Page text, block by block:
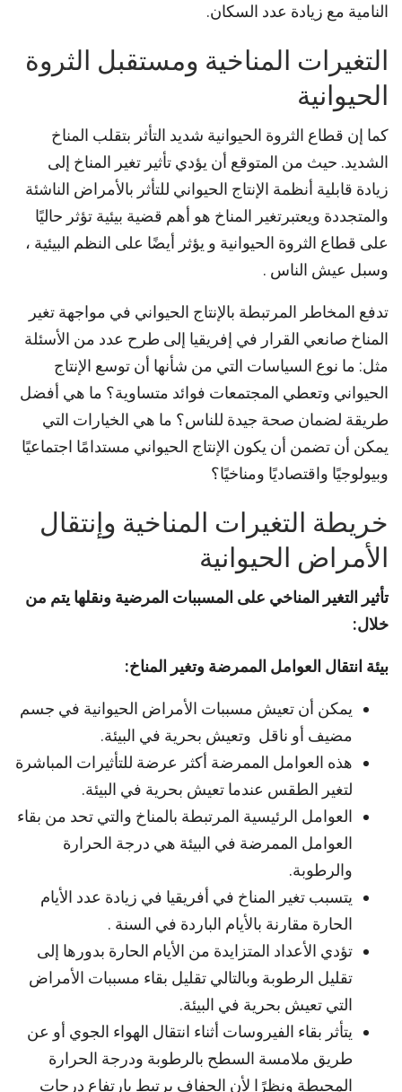
النامية مع زيادة عدد السكان.
التغيرات المناخية ومستقبل الثروة
الحيوانية
كما إن قطاع الثروة الحيوانية شديد التأثر بتقلب المناخ
الشديد. حيث من المتوقع أن يؤدي تأثير تغير المناخ إلى
زيادة قابلية أنظمة الإنتاج الحيواني للتأثر بالأمراض الناشئة
والمتجددة ويعتبرتغير المناخ هو أهم قضية بيئية تؤثر حاليًا
على قطاع الثروة الحيوانية و يؤثر أيضًا على النظم البيئية ،
وسبل عيش الناس .
تدفع المخاطر المرتبطة بالإنتاج الحيواني في مواجهة تغير
المناخ صانعي القرار في إفريقيا إلى طرح عدد من الأسئلة
مثل: ما نوع السياسات التي من شأنها أن توسع الإنتاج
الحيواني وتعطي المجتمعات فوائد متساوية؟ ما هي أفضل
طريقة لضمان صحة جيدة للناس؟ ما هي الخيارات التي
يمكن أن تضمن أن يكون الإنتاج الحيواني مستدامًا اجتماعيًا
وبيولوجيًا واقتصاديًا ومناخيًا؟
خريطة التغيرات المناخية وإنتقال
الأمراض الحيوانية
تأثير التغير المناخي على المسببات المرضية ونقلها يتم من
خلال:
بيئة انتقال العوامل الممرضة وتغير المناخ:
يمكن أن تعيش مسببات الأمراض الحيوانية في جسم
مضيف أو ناقل وتعيش بحرية في البيئة.
هذه العوامل الممرضة أكثر عرضة للتأثيرات المباشرة
لتغير الطقس عندما تعيش بحرية في البيئة.
العوامل الرئيسية المرتبطة بالمناخ والتي تحد من بقاء
العوامل الممرضة في البيئة هي درجة الحرارة
والرطوبة.
يتسبب تغير المناخ في أفريقيا في زيادة عدد الأيام
الحارة مقارنة بالأيام الباردة في السنة .
تؤدي الأعداد المتزايدة من الأيام الحارة بدورها إلى
تقليل الرطوبة وبالتالي تقليل بقاء مسببات الأمراض
التي تعيش بحرية في البيئة.
يتأثر بقاء الفيروسات أثناء انتقال الهواء الجوي أو عن
طريق ملامسة السطح بالرطوبة ودرجة الحرارة
المحيطة ونظرًا لأن الجفاف يرتبط بارتفاع درجات